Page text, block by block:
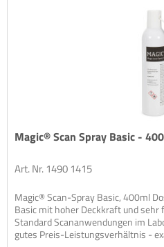
Magic® Scan Spray Basic -
Art. Nr. 1490 1415
Magic® Scan-Spray Basic, 400ml
Basic mit hoher Deckkraft und
Standard Scananwendungen im
gutes Preis-Leistungsverhältnis -